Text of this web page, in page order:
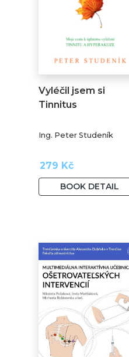
Vyléčil jsem si
Tinnitus
Ing. Peter Studeník
279 Kč
BOOK DETAIL